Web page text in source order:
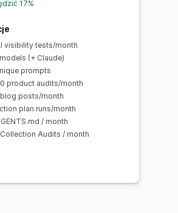
17%
visibility tests/month
(+ Claude)
prompts
product audits/month
posts/month
plan runs/month
/ month
Audits / month